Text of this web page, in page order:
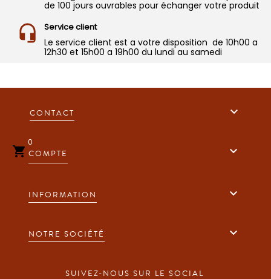
de 100 jours ouvrables pour échanger votre produit
Service client
Le service client est a votre disposition de 10h00 a
12h30 et 15h00 a 19h00 du lundi au samedi
CONTACT 
COMPTE 
INFORMATION 
NOTRE SOCIÉTÉ 
SUIVEZ-NOUS SUR LE SOCIAL

0